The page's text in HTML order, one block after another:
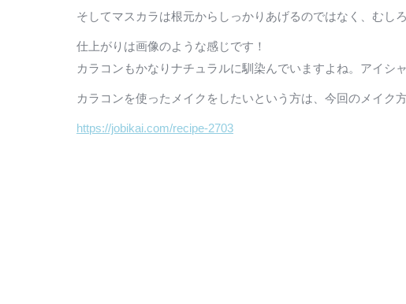
そしてマスカラは根元からしっかりあげるのではなく、むし
仕上がりは画像のような感じです！
カラコンもかなりナチュラルに馴染んでいますよね。アイシ
カラコンを使ったメイクをしたいという方は、今回のメイク
https://jobikai.com/recipe-2703